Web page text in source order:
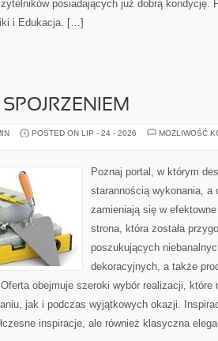
posiadających już dobrą kondycję.
i Edukacja. […]
POSTED ON LIP - 24 - 2026
MOŻLIWOŚĆ
Poznaj portal, w którym
starannością wykonania, a
zamieniają się w
strona, która została
poszukujących
dekoracyjnych, a także
obejmuje szeroki wybór realizacji, które
jak i podczas wyjątkowych okazji.
inspiracje, ale również klasyczna